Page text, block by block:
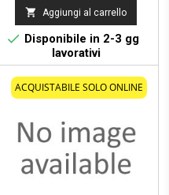
 Aggiungi al carrello
 Disponibile in 2-3 gg
lavorativi
ACQUISTABILE SOLO ONLINE